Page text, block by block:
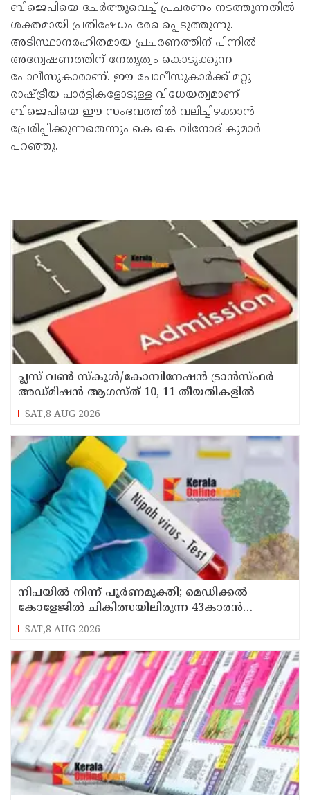
ബിജെപിയെ ചേർത്തുവെച്ച് പ്രചരണം നടത്തുന്നതിൽ
ശക്തമായി പ്രതിഷേധം രേഖപ്പെടുത്തുന്നു.
അടിസ്ഥാനരഹിതമായ പ്രചരണത്തിന് പിന്നിൽ
അന്വേഷണത്തിന് നേതൃത്വം കൊടുക്കുന്ന
പോലീസുകാരാണ്. ഈ പോലീസുകാർക്ക് മറ്റു
രാഷ്ട്രീയ പാർട്ടികളോടുള്ള വിധേയത്വമാണ്
ബിജെപിയെ ഈ സംഭവത്തിൽ വലിച്ചിഴക്കാൻ
പ്രേരിപ്പിക്കുന്നതെന്നും കെ കെ വിനോദ് കുമാർ
പറഞ്ഞു.
പ്ലസ് വൺ സ്‌കൂൾ/കോമ്പിനേഷൻ ട്രാൻസ്ഫർ
അഡ്മിഷൻ ആഗസ്ത് 10, 11 തീയതികളിൽ
SAT,8 AUG 2026
നിപയിൽ നിന്ന് പൂർണമുക്തി; മെഡിക്കൽ
കോളേജിൽ ചികിത്സയിലിരുന്ന 43കാരൻ
വീട്ടിലേക്ക് മടങ്ങി
SAT,8 AUG 2026